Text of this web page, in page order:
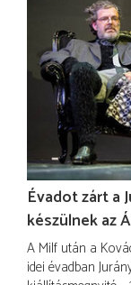
Évadot zárt a
készülnek az
A Milf után a
idei évadban